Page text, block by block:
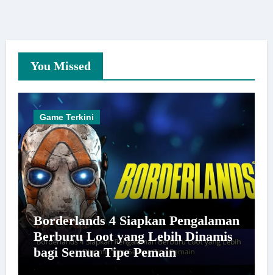
You Missed
Game Terkini
Borderlands 4 Siapkan Pengalaman
Berburu Loot yang Lebih Dinamis
bagi Semua Tipe Pemain